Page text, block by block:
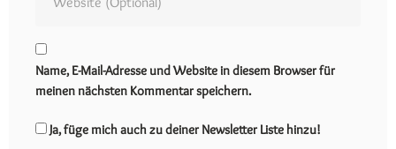
Name, E-Mail-Adresse und Website in diesem Browser für
meinen nächsten Kommentar speichern.
Ja, füge mich auch zu deiner Newsletter Liste hinzu!